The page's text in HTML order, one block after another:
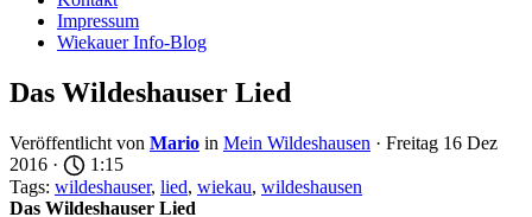
Impressum
Wiekauer Info-Blog
Das Wildeshauser Lied
Veröffentlicht von Mario in Mein Wildeshausen · Freitag 16 Dez
2016 ·
1:15
Tags: wildeshauser, lied, wiekau, wildeshausen
Das Wildeshauser Lied